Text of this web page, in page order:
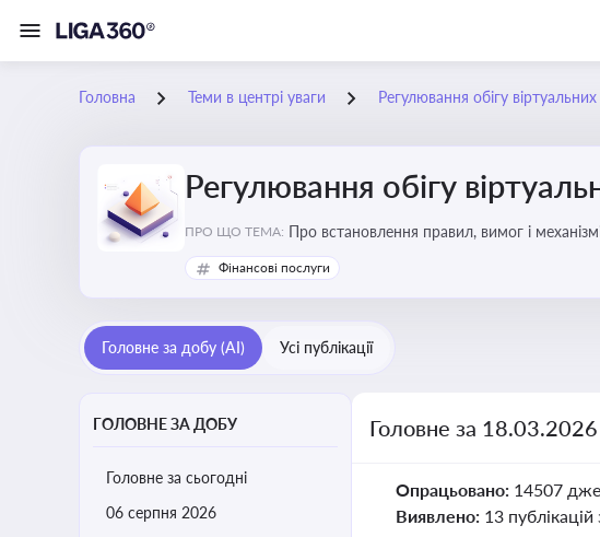
Головна Теми в центрі уваги Регулювання обігу віртуальних
Регулювання обігу
ПРО ЩО ТЕМА: Про встановлення правил, вимог і
криптовалюти
Фінансові послуги
Головне за добу (AI) Усі публікації
ГОЛОВНЕ ЗА ДОБУ
Головне за сьогодні
06 серпня 2026
Головне за 18.03.2026
Опрацьовано: 14507
Виявлено: 13